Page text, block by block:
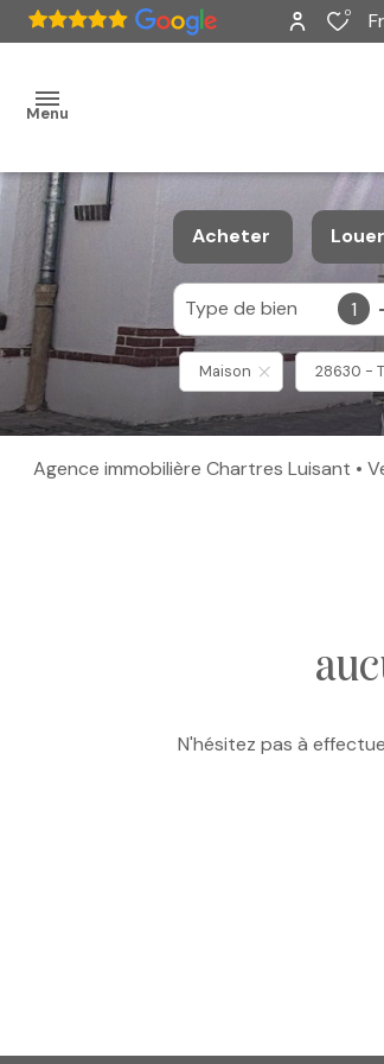
0 Fr
Menu
accueil
ventes
nos
biens
vendus
estimation
Acheter
De l'ancien
De l'immo pro
Louer
à
Type de bien 1
Maison 28630 -
Agence immobilière Chartres Luisant
N'hésitez pas à